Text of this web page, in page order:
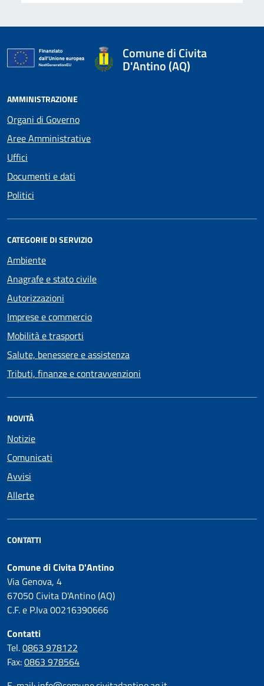
Comune di Civita
D'Antino (AQ)
AMMINISTRAZIONE
Organi di Governo
Aree Amministrative
Uffici
Documenti e dati
Politici
CATEGORIE DI SERVIZIO
Ambiente
Anagrafe e stato civile
Autorizzazioni
Imprese e commercio
Mobilità e trasporti
Salute, benessere e assistenza
Tributi, finanze e contravvenzioni
NOVITÀ
Notizie
Comunicati
Avvisi
Allerte
CONTATTI
Comune di Civita D'Antino
Via Genova, 4
67050 Civita D'Antino (AQ)
C.F. e P.Iva 00216390666
Contatti
Tel.0863 978122
Fax:0863 978564